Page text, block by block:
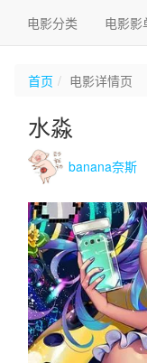
电影分类 电影影
首页 电影详情页
水淼
banana奈斯